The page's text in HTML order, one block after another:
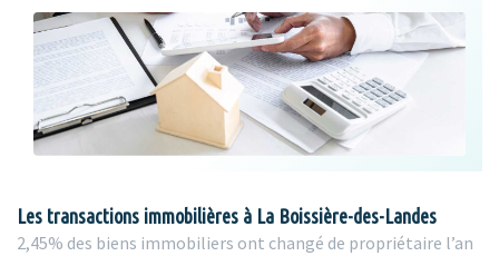
Les transactions immobilières à La Boissière-des-Landes
2,45% des biens immobiliers ont changé de propriétaire l’an